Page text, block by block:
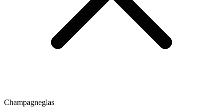
Champagneglas